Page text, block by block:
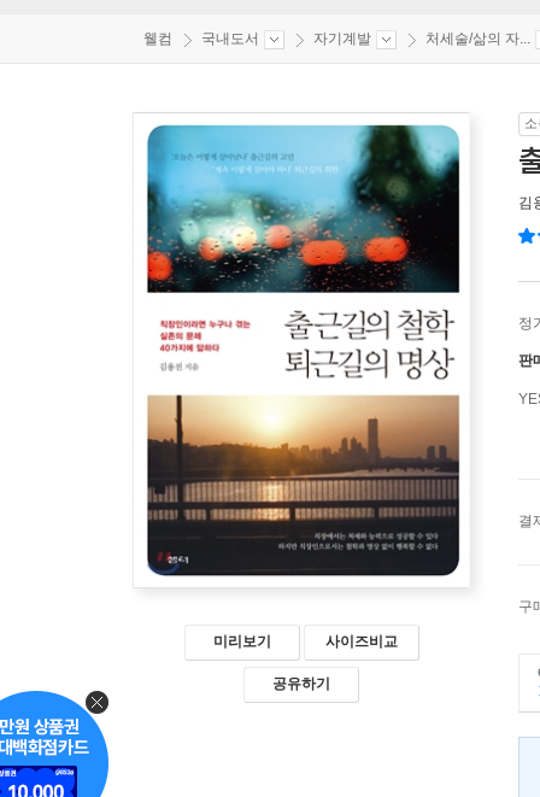
웰컴 국내도서 자기계발 처세술/삶의 자...
미리보기 사이즈비교
공유하기
김
정
판
결
구